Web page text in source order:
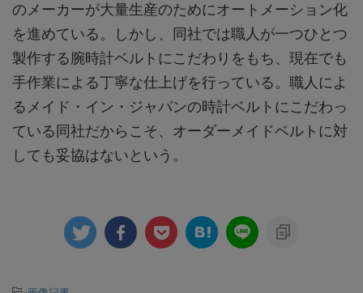
のメーカーが大量生産のためにオートメーション化
を進めている。しかし、同社では職人が一つひとつ
製作する腕時計ベルトにこだわりをもち、現在でも
手作業による丁寧な仕上げを行っている。職人によ
るメイド・イン・ジャパンの時計ベルトにこだわっ
ている同社だからこそ、オーダーメイドベルトに対
しても妥協はないという。